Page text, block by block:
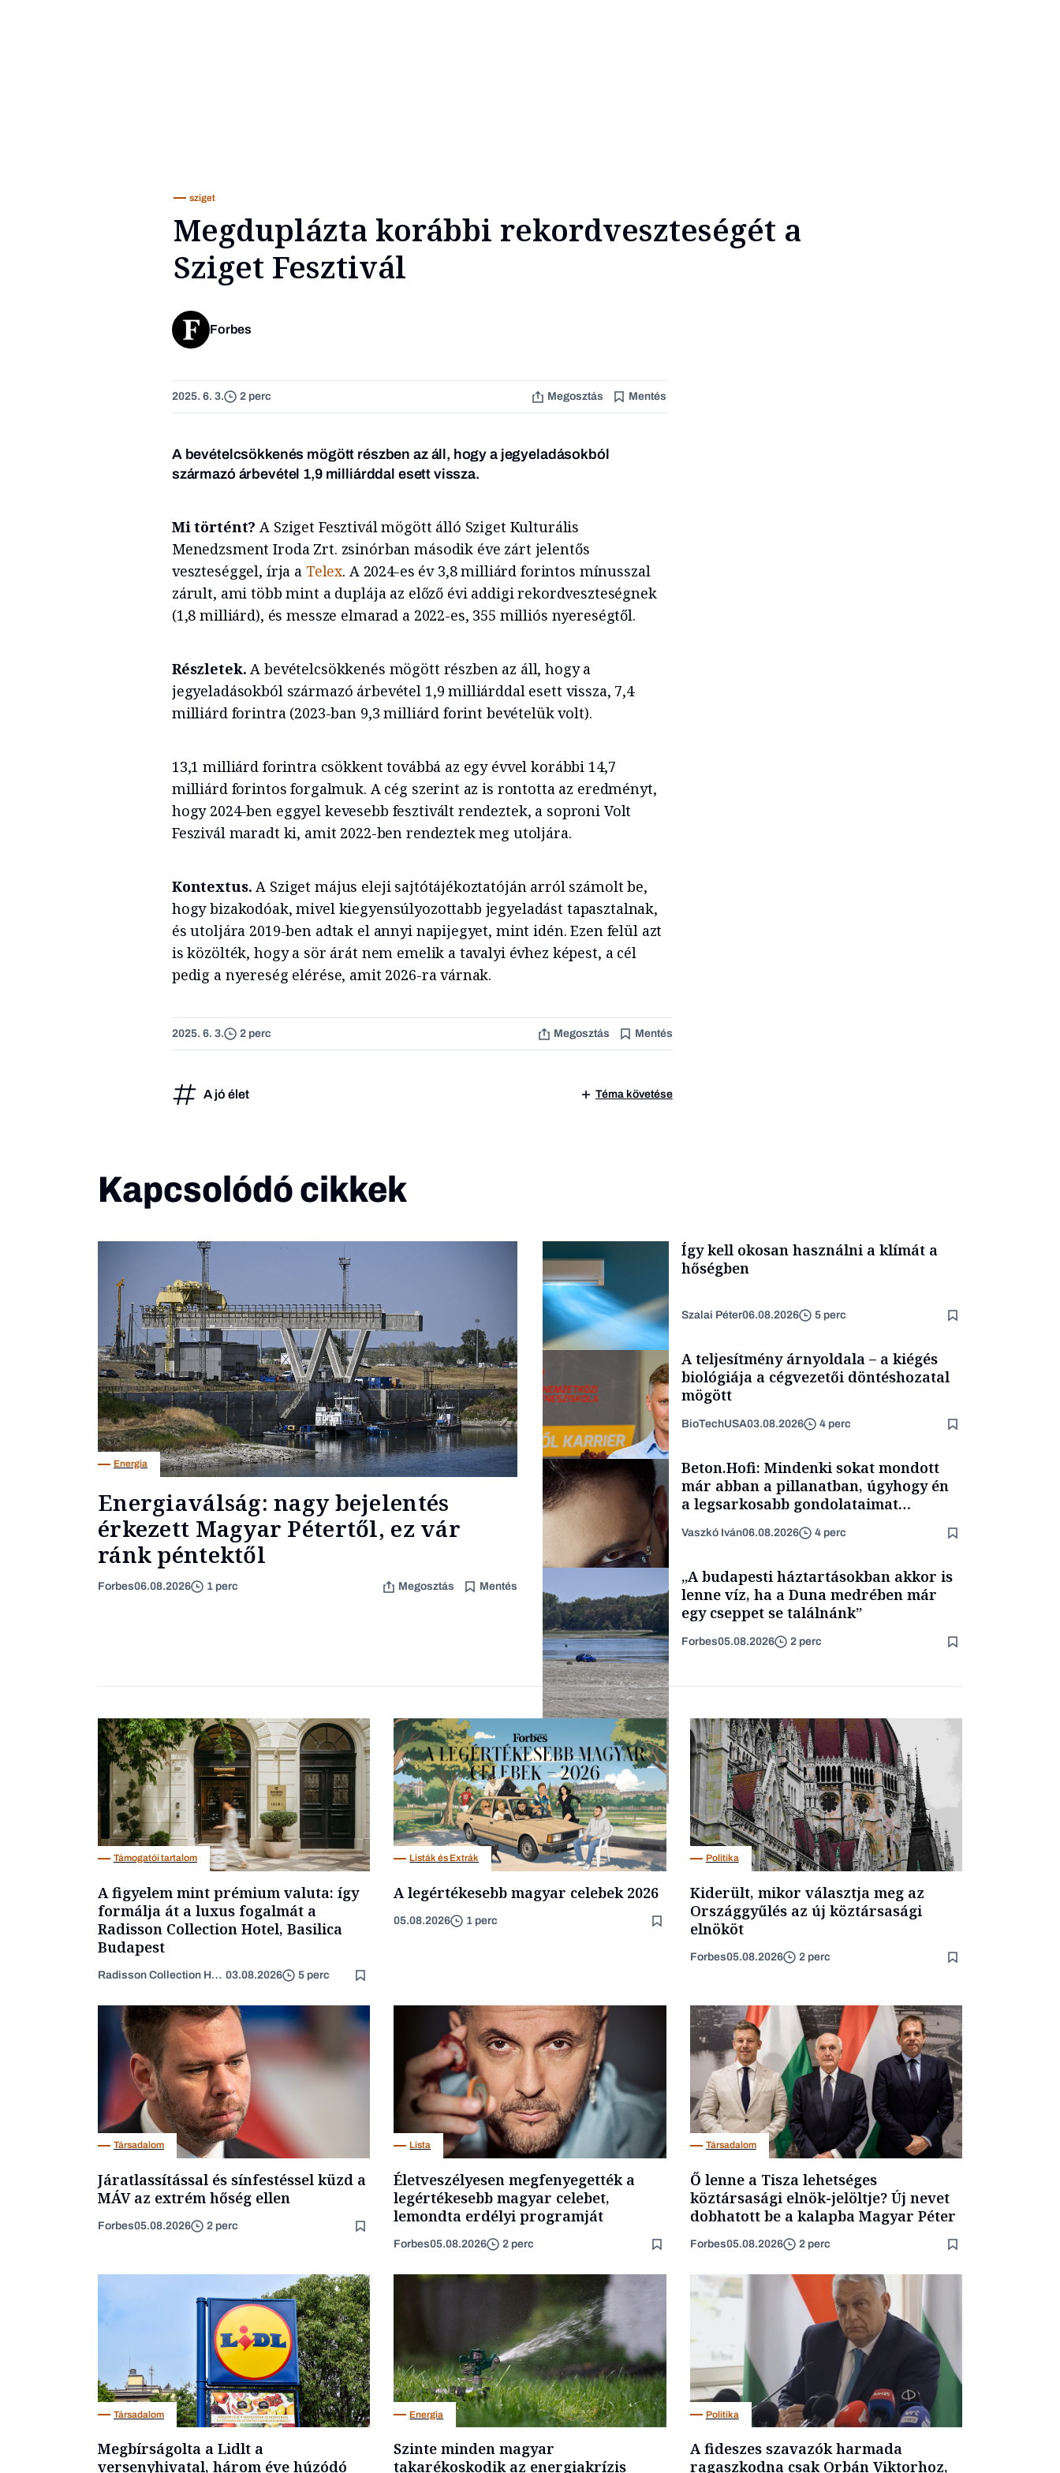
sziget
Megduplázta korábbi rekordveszteségét a
Sziget Fesztivál
Forbes
2025. 6. 3. 2 perc Megosztás Mentés
A bevételcsökkenés mögött részben az áll, hogy a jegyeladásokból
származó árbevétel 1,9 milliárddal esett vissza.
Mi történt? A Sziget Fesztivál mögött álló Sziget Kulturális
Menedzsment Iroda Zrt. zsinórban második éve zárt jelentős
veszteséggel, írja a Telex. A 2024-es év 3,8 milliárd forintos mínusszal
zárult, ami több mint a duplája az előző évi addigi rekordveszteségnek
(1,8 milliárd), és messze elmarad a 2022-es, 355 milliós nyereségtől.
Részletek. A bevételcsökkenés mögött részben az áll, hogy a
jegyeladásokból származó árbevétel 1,9 milliárddal esett vissza, 7,4
milliárd forintra (2023-ban 9,3 milliárd forint bevételük volt).
13,1 milliárd forintra csökkent továbbá az egy évvel korábbi 14,7
milliárd forintos forgalmuk. A cég szerint az is rontotta az eredményt,
hogy 2024-ben eggyel kevesebb fesztivált rendeztek, a soproni Volt
Feszivál maradt ki, amit 2022-ben rendeztek meg utoljára.
Kontextus. A Sziget május eleji sajtótájékoztatóján arról számolt be,
hogy bizakodóak, mivel kiegyensúlyozottabb jegyeladást tapasztalnak,
és utoljára 2019-ben adtak el annyi napijegyet, mint idén. Ezen felül azt
is közölték, hogy a sör árát nem emelik a tavalyi évhez képest, a cél
pedig a nyereség elérése, amit 2026-ra várnak.
2025. 6. 3. 2 perc Megosztás Mentés
A jó élet Téma követése
Kapcsolódó cikkek
Energia
Energiaválság: nagy bejelentés
érkezett Magyar Pétertől, ez vár
ránk péntektől
Forbes06.08.2026 1 perc Megosztás Mentés
Így kell okosan használni a klímát a
hőségben
Szalai Péter06.08.2026 5 perc
A teljesítmény árnyoldala – a kiégés
biológiája a cégvezetői döntéshozatal
mögött
BioTechUSA03.08.2026 4 perc
Forbes-sztori
Beton.Hofi: Mindenki sokat mondott
már abban a pillanatban, úgyhogy én
a legsarkosabb gondolataimat
Vaszkó Iván06.08.2026 4 perc
Energia
„A budapesti háztartásokban akkor is
lenne víz, ha a Duna medrében már
egy cseppet se találnánk”
Forbes05.08.2026 2 perc
Támogatói tartalom
A figyelem mint prémium valuta: így
formálja át a luxus fogalmát a
Radisson Collection Hotel, Basilica
Budapest
Radisson Collection Hotel 03.08.2026 5 perc
Listák és Extrák
A legértékesebb magyar celebek 2026
05.08.2026 1 perc
Politika
Kiderült, mikor választja meg az
Országgyűlés az új köztársasági
elnököt
Forbes05.08.2026 2 perc
Társadalom
Járatlassítással és sínfestéssel küzd a
MÁV az extrém hőség ellen
Forbes05.08.2026 2 perc
Lista
Életveszélyesen megfenyegették a
legértékesebb magyar celebet,
lemondta erdélyi programját
Forbes05.08.2026 2 perc
Társadalom
Ő lenne a Tisza lehetséges
köztársasági elnök-jelöltje? Új nevet
dobhatott be a kalapba Magyar Péter
Forbes05.08.2026 2 perc
Társadalom
Megbírságolta a Lidlt a
versenyhivatal, három éve húzódó
Energia
Szinte minden magyar
takarékoskodik az energiakrízis
Politika
A fideszes szavazók harmada
ragaszkodna csak Orbán Viktorhoz,